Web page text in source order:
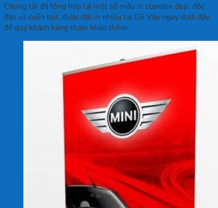
Chúng tôi đã tổng hợp lại một số mẫu in standee đẹp, độc
đáo và cuốn hút, được đặt in nhiều tại Gò Vấp ngay dưới đây
để quý khách hàng tham khảo thêm: